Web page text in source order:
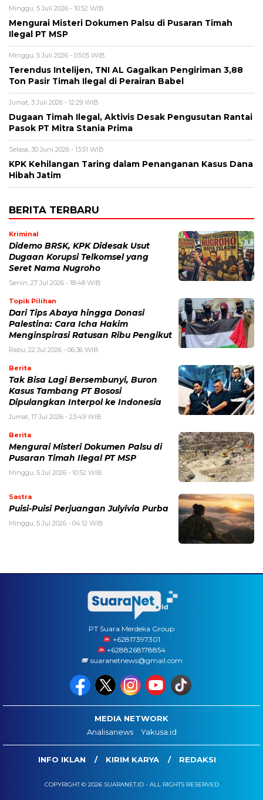
Minggu, 5 Juli 2026 - 10:52 WIB
Mengurai Misteri Dokumen Palsu di Pusaran Timah
Ilegal PT MSP
Minggu, 5 Juli 2026 - 03:05 WIB
Terendus Intelijen, TNI AL Gagalkan Pengiriman 3,88
Ton Pasir Timah Ilegal di Perairan Babel
Jumat, 3 Juli 2026 - 12:29 WIB
Dugaan Timah Ilegal, Aktivis Desak Pengusutan Rantai
Pasok PT Mitra Stania Prima
Selasa, 30 Juni 2026 - 13:51 WIB
KPK Kehilangan Taring dalam Penanganan Kasus Dana
Hibah Jatim
BERITA TERBARU
Kriminal
Didemo BRSK, KPK Didesak Usut
Dugaan Korupsi Telkomsel yang
Seret Nama Nugroho
Senin, 27 Jul 2026 - 18:48 WIB
Topik Pilihan
Dari Tips Abaya hingga Donasi
Palestina: Cara Icha Hakim
Menginspirasi Ratusan Ribu Pengikut
Rabu, 22 Jul 2026 - 06:36 WIB
Berita
Tak Bisa Lagi Bersembunyi, Buron
Kasus Tambang PT Bososi
Dipulangkan Interpol ke Indonesia
Jumat, 17 Jul 2026 - 23:49 WIB
Berita
Mengurai Misteri Dokumen Palsu di
Pusaran Timah Ilegal PT MSP
Minggu, 5 Jul 2026 - 10:52 WIB
Sastra
Puisi-Puisi Perjuangan Julyivia Purba
Minggu, 5 Jul 2026 - 04:12 WIB
PT Suara Merdeka Group
‪+62817397301
+6288268178854
suaranetnews@gmail.com
MEDIA NETWORK
Analisanews
Yakusa.id
INFO IKLAN KIRIM KARYA REDAKSI
COPYRIGHT © 2026 SUARANET.ID - ALL RIGHTS RESERVED